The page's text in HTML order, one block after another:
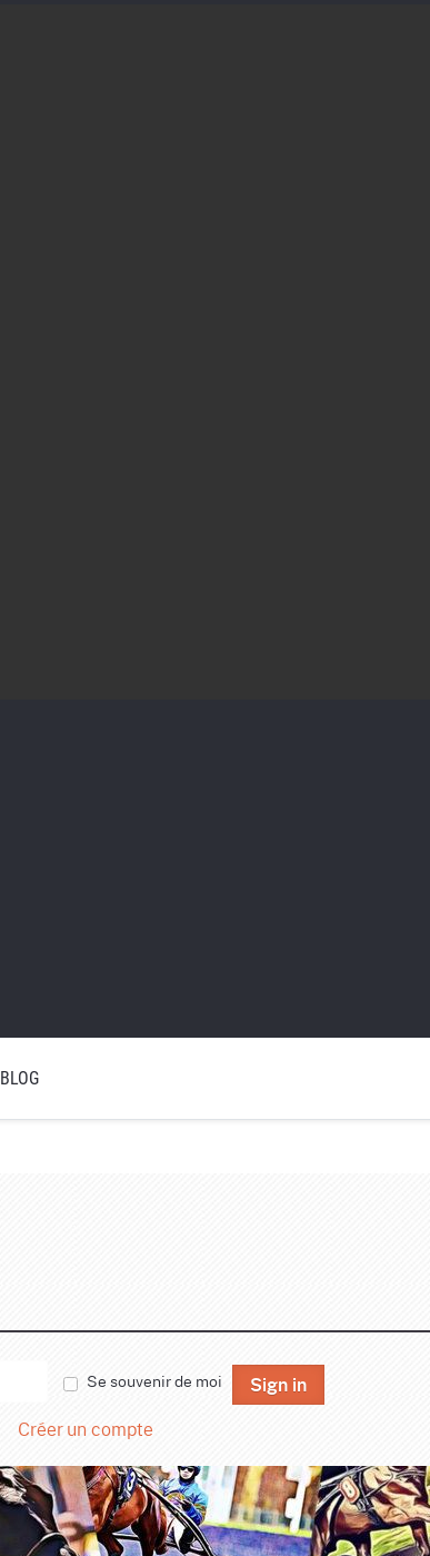
BLOG
Se souvenir de moi Sign in
Créer un compte